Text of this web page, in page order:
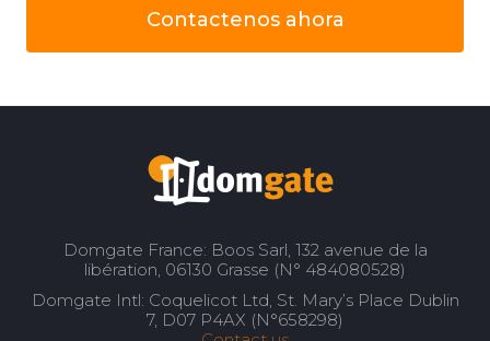
Contactenos ahora
Domgate France: Boos Sarl, 132 avenue de la
libération, 06130 Grasse (N° 484080528)
Domgate Intl: Coquelicot Ltd, St. Mary’s Place Dublin
7, D07 P4AX (N°658298)